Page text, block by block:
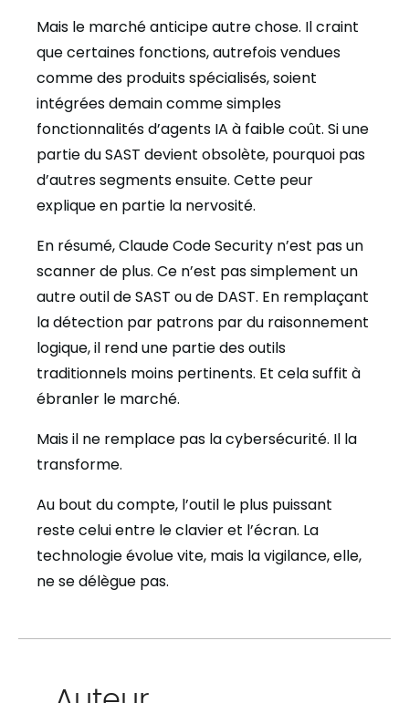
Mais le marché anticipe autre chose. Il craint
que certaines fonctions, autrefois vendues
comme des produits spécialisés, soient
intégrées demain comme simples
fonctionnalités d’agents IA à faible coût. Si une
partie du SAST devient obsolète, pourquoi pas
d’autres segments ensuite. Cette peur
explique en partie la nervosité.
En résumé, Claude Code Security n’est pas un
scanner de plus. Ce n’est pas simplement un
autre outil de SAST ou de DAST. En remplaçant
la détection par patrons par du raisonnement
logique, il rend une partie des outils
traditionnels moins pertinents. Et cela suffit à
ébranler le marché.
Mais il ne remplace pas la cybersécurité. Il la
transforme.
Au bout du compte, l’outil le plus puissant
reste celui entre le clavier et l’écran. La
technologie évolue vite, mais la vigilance, elle,
ne se délègue pas.